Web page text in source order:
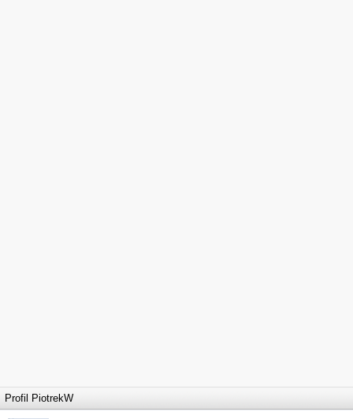
Profil PiotrekW